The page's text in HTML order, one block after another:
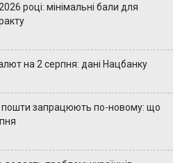
році: мінімальні бали для
на 2 серпня: дані Нацбанку
пошти запрацюють по-новому: що